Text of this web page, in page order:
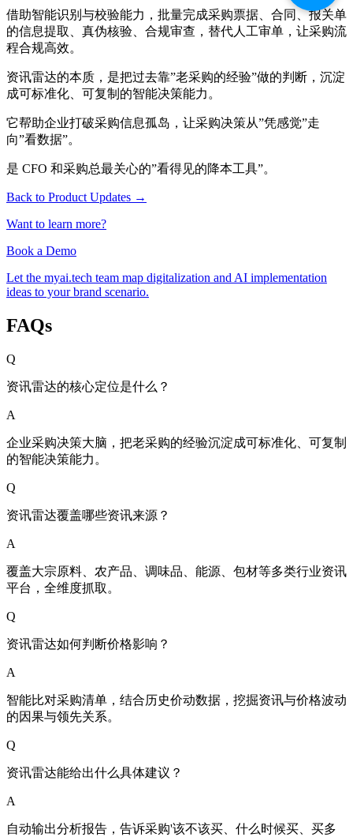
借助智能识别与校验能力，批量完成采购票据、合同、报关单
的信息提取、真伪核验、合规审查，替代人工审单，让采购流
程合规高效。
资讯雷达的本质，是把过去靠”老采购的经验”做的判断，沉淀
成可标准化、可复制的智能决策能力。
它帮助企业打破采购信息孤岛，让采购决策从”凭感觉”走
向”看数据”。
是 CFO 和采购总最关心的”看得见的降本工具”。
Back to Product Updates →
Want to learn more?
Book a Demo
Let the myai.tech team map digitalization and AI implementation
ideas to your brand scenario.
FAQs
Q
资讯雷达的核心定位是什么？
A
企业采购决策大脑，把老采购的经验沉淀成可标准化、可复制
的智能决策能力。
Q
资讯雷达覆盖哪些资讯来源？
A
覆盖大宗原料、农产品、调味品、能源、包材等多类行业资讯
平台，全维度抓取。
Q
资讯雷达如何判断价格影响？
A
智能比对采购清单，结合历史价动数据，挖掘资讯与价格波动
的因果与领先关系。
Q
资讯雷达能给出什么具体建议？
A
自动输出分析报告，告诉采购'该不该买、什么时候买、买多